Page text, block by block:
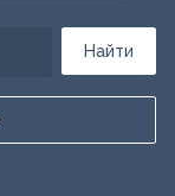
Найти